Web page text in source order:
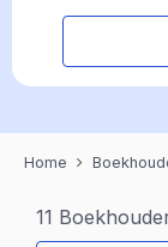
Home
11